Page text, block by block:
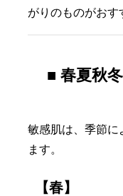
がりのものがおす
■ 春夏秋
敏感肌は、季節に
ます。
【春】